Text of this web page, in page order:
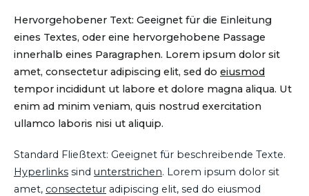
Hervorgehobener Text: Geeignet für die Einleitung
eines Textes, oder eine hervorgehobene Passage
innerhalb eines Paragraphen. Lorem ipsum dolor sit
amet, consectetur adipiscing elit, sed do eiusmod
tempor incididunt ut labore et dolore magna aliqua. Ut
enim ad minim veniam, quis nostrud exercitation
ullamco laboris nisi ut aliquip.
Standard Fließtext: Geeignet für beschreibende Texte.
Hyperlinks sind unterstrichen. Lorem ipsum dolor sit
amet, consectetur adipiscing elit, sed do eiusmod